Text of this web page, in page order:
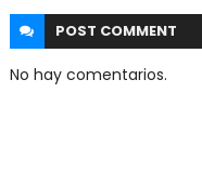
POST COMMENT
No hay comentarios.